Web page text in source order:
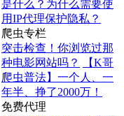
是什么？为什么需要使
用IP代理保护隐私？
爬虫专栏
突击检查！你浏览过那
种电影网站吗？
【K哥
爬虫普法】一个人、一
年半、挣了2000万！
免费代理